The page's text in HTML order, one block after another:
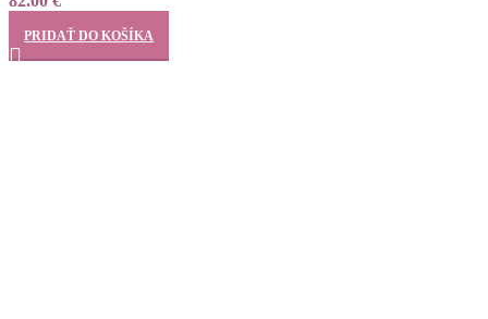
PRIDAŤ DO KOŠÍKA